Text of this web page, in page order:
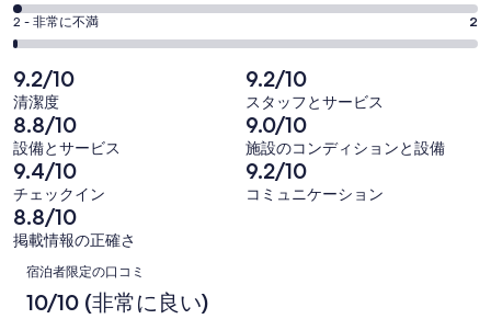
開
く
の
口
コ
ミ
中
123
件
が
非
常
に
良
214
件
口
コ
ミ
中
67
件
が
良
い
-
214
件
の
口
コ
ミ
中
17
件
が
価
4
214
件
の
口
コ
ミ
中
5
件
が
評
価
2
-
214
件
の
口
コ
ミ
中
2 - 非常に不満 2
9.2/10
清潔度
9.2/10
スタッフとサービス
8.8/10
設備とサービス
9.0/10
施設のコンディションと設備
9.4/10
チェックイン
9.2/10
コミュニケーション
8.8/10
掲載情報の正確さ
口
コ
宿泊者限定の口コミ
10/10 (非常に良い)